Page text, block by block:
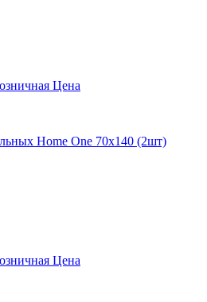
Цена
Home One 70х140 (2шт)
Цена